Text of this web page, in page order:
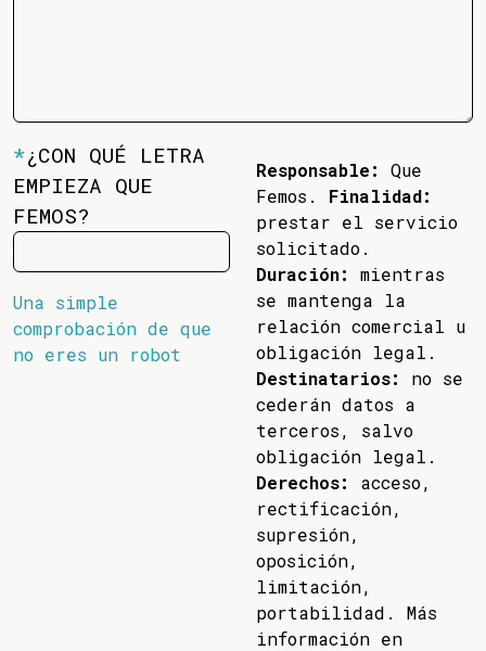
*¿CON QUÉ LETRA
EMPIEZA QUE
FEMOS?
Una simple
comprobación de que
no eres un robot
Responsable:
Que
Femos. Finalidad:
prestar el servicio
solicitado.
Duración:
mientras
se mantenga la
relación comercial u
obligación legal.
Destinatarios:
no se
cederán datos a
terceros, salvo
obligación legal.
Derechos:
acceso,
rectificación,
supresión,
oposición,
limitación,
portabilidad. Más
información en